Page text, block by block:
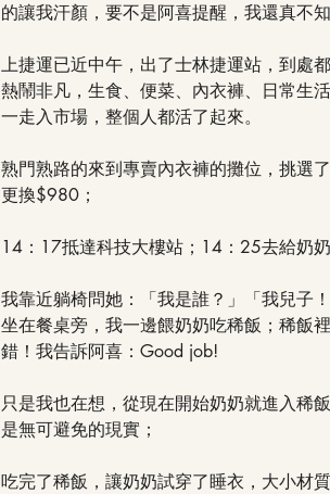
的讓我汗顏，要不是阿喜提醒，我還真不
上捷運已近中午，出了士林捷運站，到處
熱鬧非凡，生食、便菜、內衣褲、日常生
一走入市場，整個人都活了起來。
熟門熟路的來到專賣內衣褲的攤位，挑選
更換$980；
14：17抵達科技大樓站；14：25去給奶
我靠近躺椅問她：「我是誰？」「我兒子
坐在餐桌旁，我一邊餵奶奶吃稀飯；稀飯
錯！我告訴阿喜：Good job!
只是我也在想，從現在開始奶奶就進入稀
是無可避免的現實；
吃完了稀飯，讓奶奶試穿了睡衣，大小材